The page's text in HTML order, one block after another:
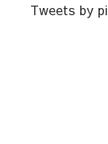
Tweets by